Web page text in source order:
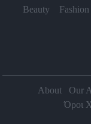
Beauty Fashion
About Our
Όροι